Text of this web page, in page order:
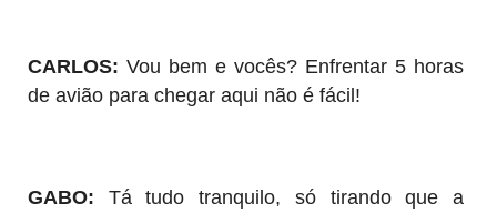
CARLOS: Vou bem e vocês? Enfrentar 5 horas
de avião para chegar aqui não é fácil!
GABO: Tá tudo tranquilo, só tirando que a